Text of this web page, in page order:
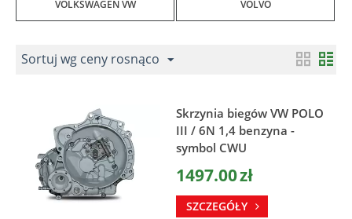
VOLKSWAGEN VW VOLVO
Sortuj wg ceny rosnąco
Skrzynia biegów VW POLO
III / 6N 1,4 benzyna -
symbol CWU
1497.00zł
SZCZEGÓŁY